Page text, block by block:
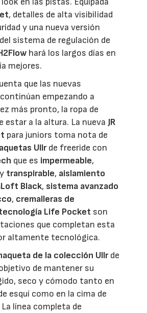
, detalles de alta visibilidad
y una nueva versión
sistema de regulación de
hará los largos días en
mejores.
que las nuevas
empezando a
más pronto, la ropa de
estar a la altura. La nueva JR
para juniors toma nota de
Ullrde freeride con
que es impermeable,
y transpirable, aislamiento
Black, sistema avanzado
, cremalleras de
Life Pocket son
que completan esta
altamente tecnológica.
de la colección Ullrde
de mantener su
seco y cómodo tanto en
esquí como en la cima de
línea completa de